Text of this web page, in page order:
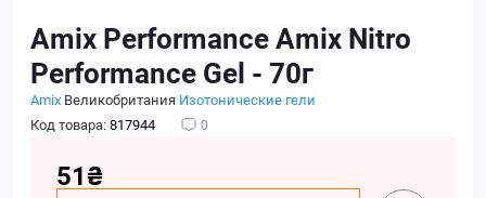
Amix Performance Amix Nitro
Performance Gel - 70г
Amix Великобритания Изотонические гели
Код товара:817944 0
51₴